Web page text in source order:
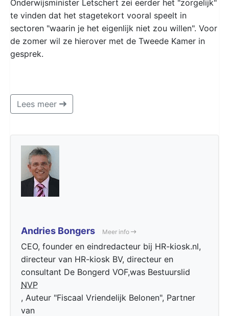
Onderwijsminister Letschert zei eerder het "zorgelijk"
te vinden dat het stagetekort vooral speelt in
sectoren "waarin je het eigenlijk niet zou willen". Voor
de zomer wil ze hierover met de Tweede Kamer in
gesprek.
Lees meer
Andries Bongers Meer info
CEO, founder en eindredacteur bij HR-kiosk.nl,
directeur van HR-kiosk BV, directeur en
consultant De Bongerd VOF,was Bestuurslid
NVP
, Auteur "Fiscaal Vriendelijk Belonen", Partner
van